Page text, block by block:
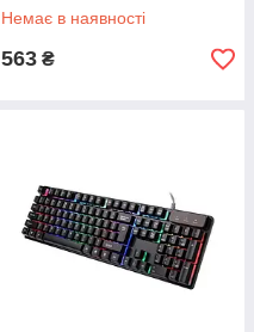
Немає в наявності
563 ₴